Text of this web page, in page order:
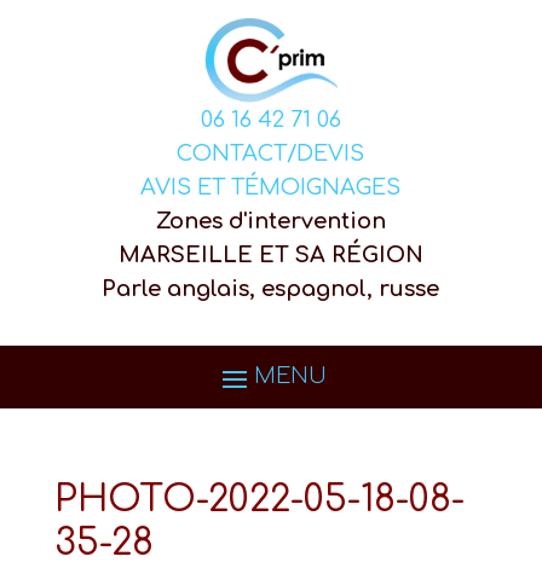
06 16 42 71 06
CONTACT/DEVIS
AVIS ET TÉMOIGNAGES
Zones d'intervention
MARSEILLE ET SA RÉGION
Parle anglais, espagnol, russe
PHOTO-2022-05-18-08-
35-28